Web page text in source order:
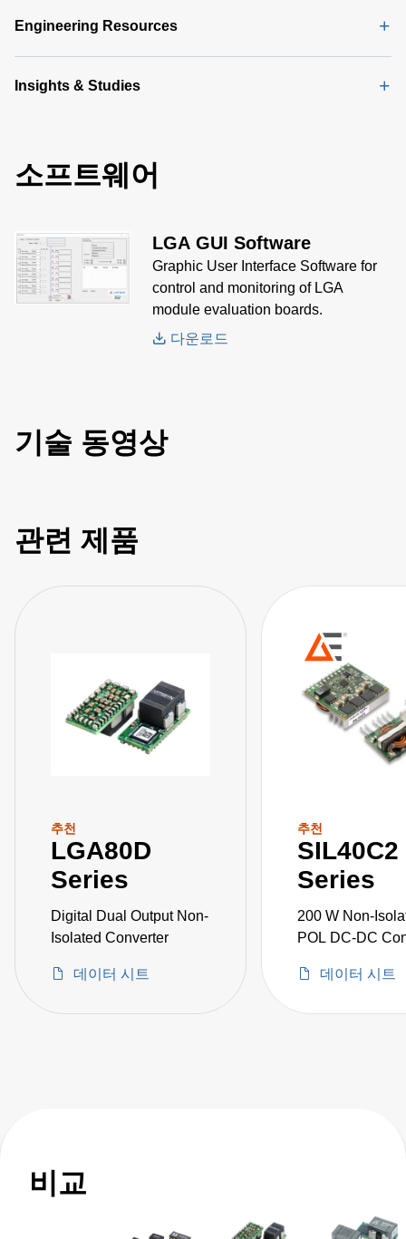
MB)
Engineering Resources
Insights & Studies
소프트웨어
LGA GUI Software
Graphic User Interface Software for
control and monitoring of LGA
module evaluation boards.
다운로드
기술 동영상
관련 제품
추천
LGA80D
Series
Digital Dual Output Non-
Isolated Converter
데이터 시트
추천
SIL40C2
Series
200 W Non-
POL DC-DC
데이터 시트
비교